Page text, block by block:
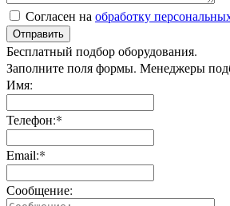
Согласен на обработку
Отправить
Бесплатный подбор оборудования.
Заполните поля формы. Менеджеры
Имя:
Телефон:*
Email:*
Сообщение: